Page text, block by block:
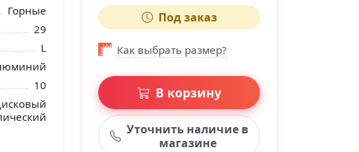
Горные
29
L
10
Под заказ
Как выбрать размер?
В корзину
Уточнить наличие в
магазине